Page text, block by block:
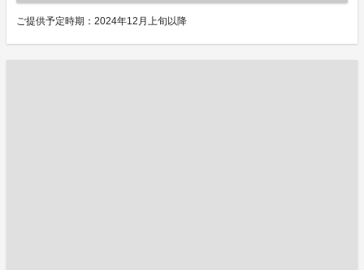
ご提供予定時期：2024年12月上旬以降